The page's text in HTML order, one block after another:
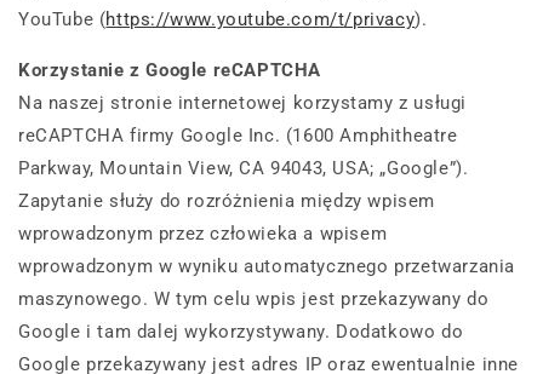
YouTube (https://www.youtube.com/t/privacy).
Korzystanie z Google reCAPTCHA
Na naszej stronie internetowej korzystamy z usługi
reCAPTCHA firmy Google Inc. (1600 Amphitheatre
Parkway, Mountain View, CA 94043, USA; „Google”).
Zapytanie służy do rozróżnienia między wpisem
wprowadzonym przez człowieka a wpisem
wprowadzonym w wyniku automatycznego przetwarzania
maszynowego. W tym celu wpis jest przekazywany do
Google i tam dalej wykorzystywany. Dodatkowo do
Google przekazywany jest adres IP oraz ewentualnie inne